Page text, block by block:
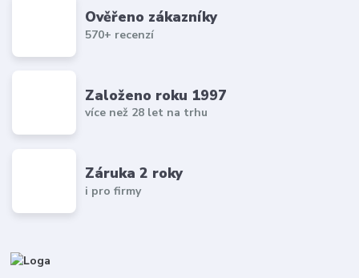
Ověřeno zákazníky
570+ recenzí
Založeno roku 1997
více než 28 let na trhu
Záruka 2 roky
i pro firmy